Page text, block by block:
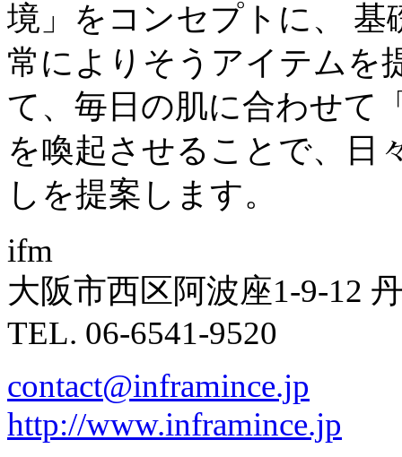
境」をコンセプトに、 基
常によりそうアイテムを
て、毎日の肌に合わせて
を喚起させることで、日
しを提案します。
ifm
大阪市西区阿波座1-9-12
TEL. 06-6541-9520
contact@inframince.jp
http://www.inframince.jp